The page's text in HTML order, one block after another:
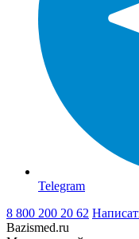
Telegram
8 800 200 20 62
Bazismed.ru